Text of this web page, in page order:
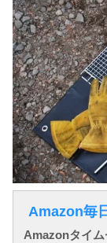
Amazon毎
Amazonタイム